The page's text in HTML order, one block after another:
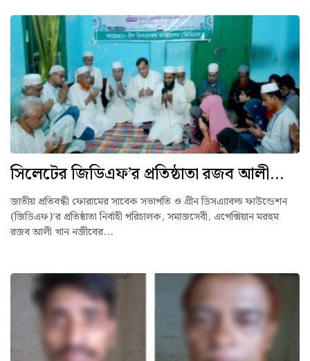
সিলেটের জিডিএফ’র প্রতিষ্ঠাতা রজব আলী...
জাতীয় প্রতিবন্ধী ফোরামের সাবেক সভাপতি ও গ্রীন ডিসএ্যাবল্ড ফাউন্ডেশন
(জিডিএফ)’র প্রতিষ্ঠাতা নির্বাহী পরিচালক, সমাজসেবী, এপেক্সিয়ান মরহুম
রজব আলী খান নজীবের...